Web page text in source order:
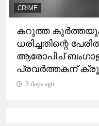
CRIME
കറുത്ത
ധരിച്ചതിന്റെ
ആരോപിച്
പ്രവർത്തകന് ക്രൂര
3 days ago